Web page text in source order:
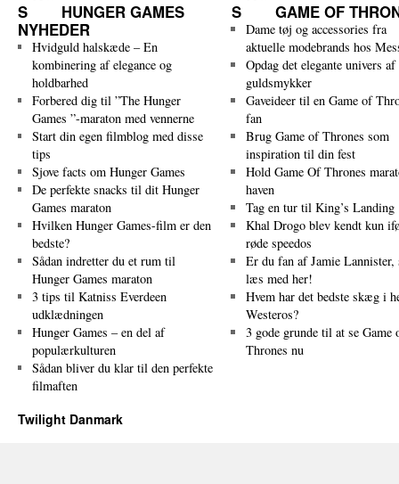
HUNGER GAMES
NYHEDER
Hvidguld halskæde – En
kombinering af elegance og
holdbarhed
Forbered dig til ”The Hunger
Games ”-maraton med vennerne
Start din egen filmblog med disse
tips
Sjove facts om Hunger Games
De perfekte snacks til dit Hunger
Games maraton
Hvilken Hunger Games-film er den
bedste?
Sådan indretter du et rum til
Hunger Games maraton
3 tips til Katniss Everdeen
udklædningen
Hunger Games – en del af
populærkulturen
Sådan bliver du klar til den perfekte
filmaften
GAME OF
Dame tøj og accessories fra
aktuelle modebrands hos
Opdag det elegante univers af
guldsmykker
Gaveideer til en Game of
fan
Brug Game of Thrones som
inspiration til din fest
Hold Game Of Thrones
haven
Tag en tur til King’s Landing
Khal Drogo blev kendt kun
røde speedos
Er du fan af Jamie Lannister,
læs med her!
Hvem har det bedste skæg i
Westeros?
3 gode grunde til at se Game
Thrones nu
Twilight Danmark